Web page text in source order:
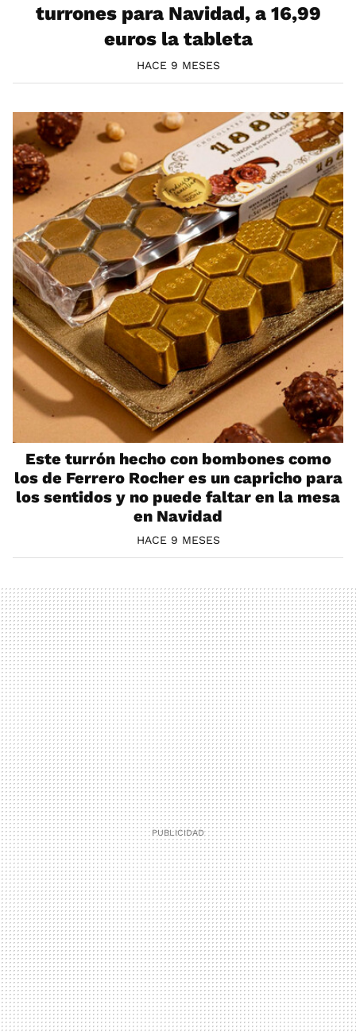
turrones para Navidad, a 16,99
euros la tableta
HACE 9 MESES
Este turrón hecho con bombones como
los de Ferrero Rocher es un capricho para
los sentidos y no puede faltar en la mesa
en Navidad
HACE 9 MESES